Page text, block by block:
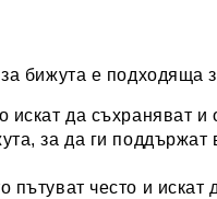
за бижута е подходяща
искат да съхраняват и
за да ги поддържат
пътуват често и искат